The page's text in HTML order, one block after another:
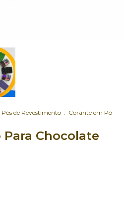
Pós de Revestimento . Corante em Pó
Chocolate